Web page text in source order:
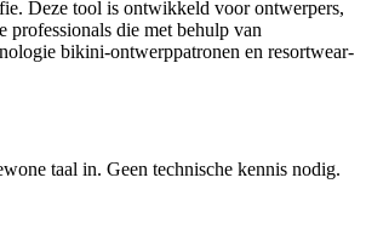
Deze tool is ontwikkeld voor ontwerpers,
professionals die met behulp van
bikini-ontwerppatronen en resortwear-
taal in. Geen technische kennis nodig.